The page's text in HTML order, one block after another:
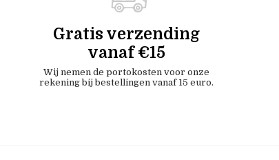
Gratis verzending
vanaf €15
Wij nemen de portokosten voor onze
rekening bij bestellingen vanaf 15 euro.